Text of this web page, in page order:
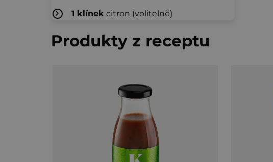
1 klínek citron (volitelně)
Produkty z receptu